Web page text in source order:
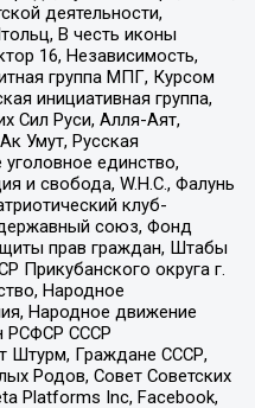
деятельности,
В честь иконы
16, Независимость,
группа МПГ, Курсом
инициативная группа,
Сил Руси, Алля-Аят,
Умут, Русская
уголовное единство,
и свобода, W.H.С., Фалунь
клуб-
союз, Фонд
прав граждан, Штабы
Прикубанского округа г.
Народное
Народное движение
РСФСР СССР
Штурм, Граждане СССР,
Родов, Совет Советских
Platforms Inc, Facebook,